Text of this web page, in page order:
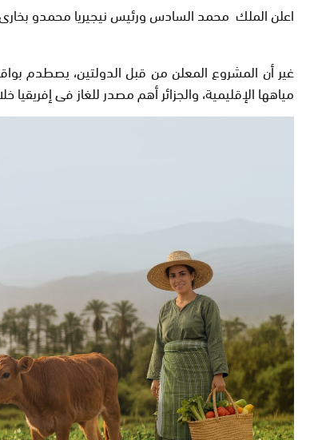
اعلن الملك محمد السادس ورئيس نيجيريا محمدو بخارى
غير أن المشروع المعلن من قبل الدولتين، يصطدم
مياهها الإقليمية، والجزائر أهم مصدر للغاز فى إفريقيا